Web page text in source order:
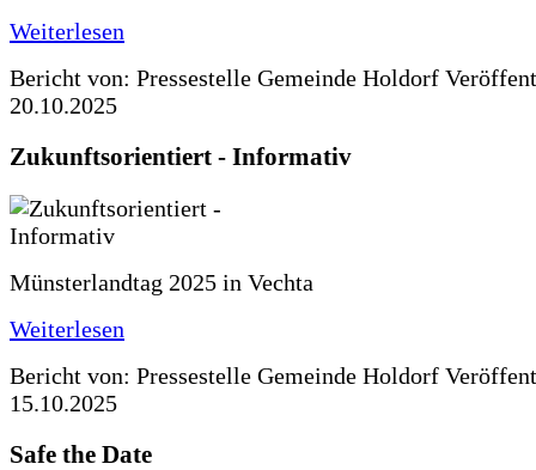
Weiterlesen
Bericht von: Pressestelle Gemeinde Holdorf
20.10.2025
Zukunftsorientiert - Informativ
Münsterlandtag 2025 in Vechta
Weiterlesen
Bericht von: Pressestelle Gemeinde Holdorf
15.10.2025
Safe the Date